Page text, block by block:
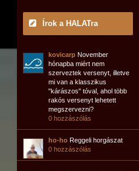
Írok a HALATra
kovicarp November
hónapba miért nem
szerveztek versenyt, illetve
mi van a klasszikus
"kárászos" tóval, ahol több
rakós versenyt lehetett
megszervezni?
0 hozzászólás
ho-ho Reggeli horgászat
0 hozzászólás